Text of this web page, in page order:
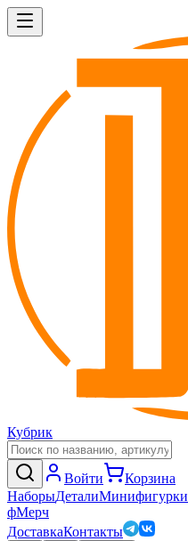
Кубрик
Войти
Корзина
НаборыДеталиМинифигурки
фМерч
ДоставкаКонтакты